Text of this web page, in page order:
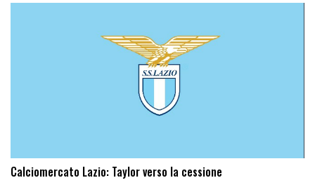
Calciomercato Lazio: Taylor verso la cessione